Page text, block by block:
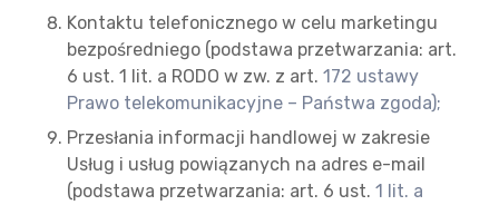
Kontaktu telefonicznego w celu marketingu
bezpośredniego (podstawa przetwarzania: art.
6 ust. 1 lit. a RODO w zw. z art. 172 ustawy
Prawo telekomunikacyjne – Państwa zgoda);
Przesłania informacji handlowej w zakresie
Usług i usług powiązanych na adres e-mail
(podstawa przetwarzania: art. 6 ust. 1 lit. a